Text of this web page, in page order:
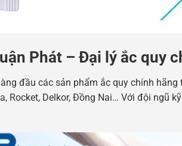
Phát – Đại lý ắc quy
đầu các sản phẩm ắc quy chính hãng
Rocket, Delkor, Đồng Nai… Với đội ngũ